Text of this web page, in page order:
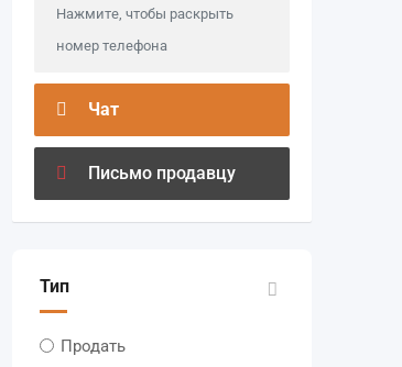
Нажмите, чтобы раскрыть
номер телефона
Чат
Письмо продавцу
Тип
Продать